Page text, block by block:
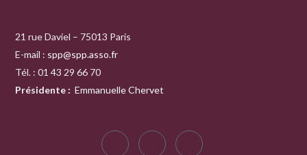
21 rue Daviel – 75013 Paris
E-mail : spp@spp.asso.fr
Tél. : 01 43 29 66 70
Présidente : Emmanuelle Chervet